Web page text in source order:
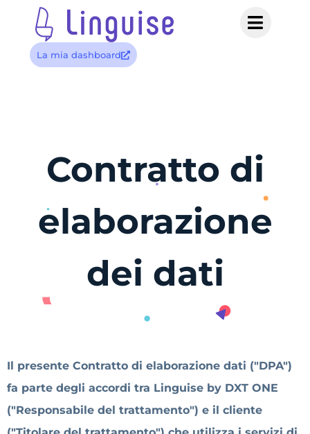
La mia dashboard
Contratto di
elaborazione
dei dati
Il presente Contratto di elaborazione dati ("DPA")
fa parte degli accordi tra Linguise by DXT ONE
("Responsabile del trattamento") e il cliente